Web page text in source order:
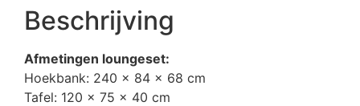
Beschrijving
Afmetingen loungeset:
Hoekbank: 240 x 84 x 68 cm
Tafel: 120 x 75 x 40 cm